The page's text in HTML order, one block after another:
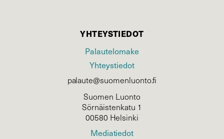
YHTEYSTIEDOT
Palautelomake
Yhteystiedot
palaute@suomenluonto.fi
Suomen Luonto
Sörnäistenkatu 1
00580 Helsinki
Mediatiedot